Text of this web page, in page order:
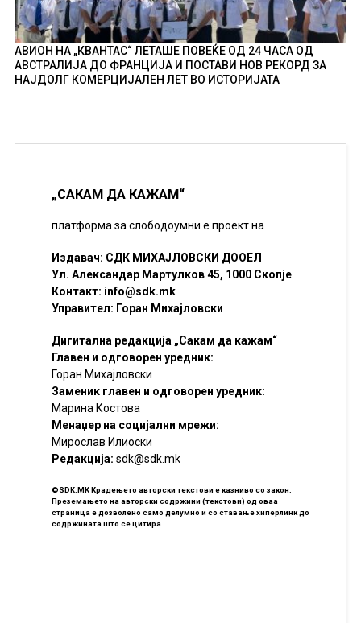
АВИОН НА „КВАНТАС“ ЛЕТАШЕ ПОВЕЌЕ ОД 24 ЧАСА ОД
АВСТРАЛИЈА ДО ФРАНЦИЈА И ПОСТАВИ НОВ РЕКОРД ЗА
НАЈДОЛГ КОМЕРЦИЈАЛЕН ЛЕТ ВО ИСТОРИЈАТА
„САКАМ ДА КАЖАМ“
платформа за слободоумни е проект на
Издавач: СДК МИХАЈЛОВСКИ ДООЕЛ
Ул. Александар Мартулков 45, 1000 Скопје
Контакт: info@sdk.mk
Управител: Горан Михајловски
Дигитална редакција „Сакам да кажам“
Главен и одговорен уредник:
Горан Михајловски
Заменик главен и одговорен уредник:
Марина Костова
Менаџер на социјални мрежи:
Мирослав Илиоски
Редакцијa: sdk@sdk.mk
©SDK.MK Крадењето авторски текстови е казниво со закон.
Преземањето на авторски содржини (текстови) од оваа
страница е дозволено само делумно и со ставање хиперлинк до
содржината што се цитира